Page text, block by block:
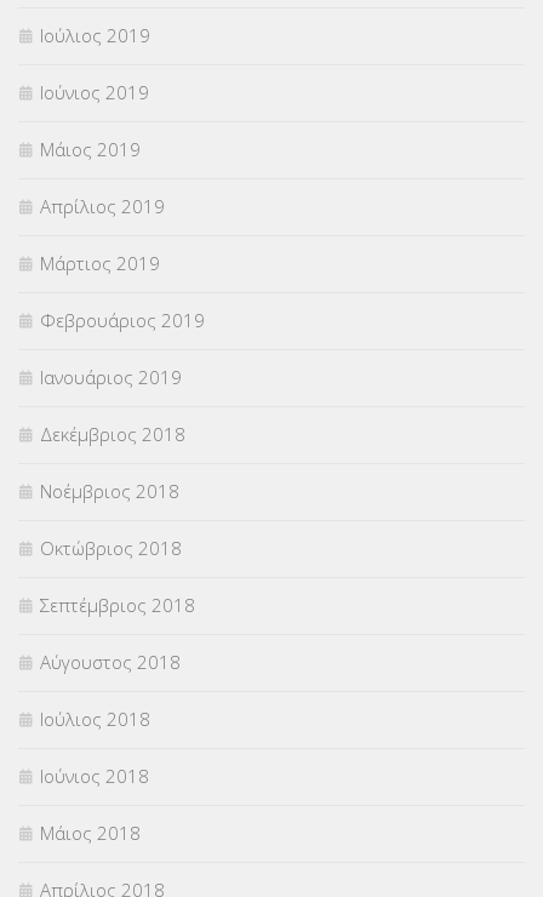
Ιούλιος 2019
Ιούνιος 2019
Μάιος 2019
Απρίλιος 2019
Μάρτιος 2019
Φεβρουάριος 2019
Ιανουάριος 2019
Δεκέμβριος 2018
Νοέμβριος 2018
Οκτώβριος 2018
Σεπτέμβριος 2018
Αύγουστος 2018
Ιούλιος 2018
Ιούνιος 2018
Μάιος 2018
Απρίλιος 2018